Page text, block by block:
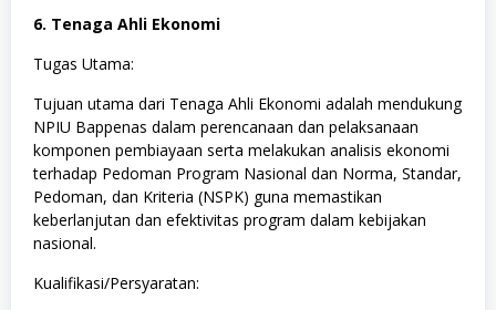
6. Tenaga Ahli Ekonomi
Tugas Utama:
Tujuan utama dari Tenaga Ahli Ekonomi adalah mendukung
NPIU Bappenas dalam perencanaan dan pelaksanaan
komponen pembiayaan serta melakukan analisis ekonomi
terhadap Pedoman Program Nasional dan Norma, Standar,
Pedoman, dan Kriteria (NSPK) guna memastikan
keberlanjutan dan efektivitas program dalam kebijakan
nasional.
Kualifikasi/Persyaratan: